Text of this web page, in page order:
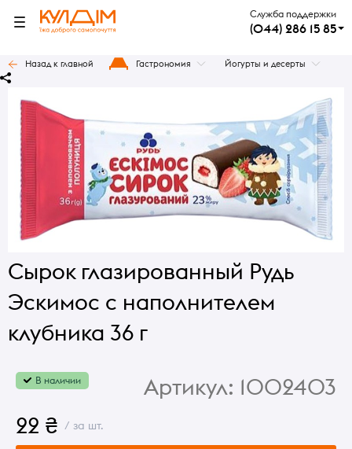
Служба поддержки
(044) 286 15 85
Назад к главной Гастрономия Йогурты и десерты
Сырок глазированный Рудь
Эскимос с наполнителем
клубника 36 г
В наличии Артикул: 1002403
22 ₴ / за шт.